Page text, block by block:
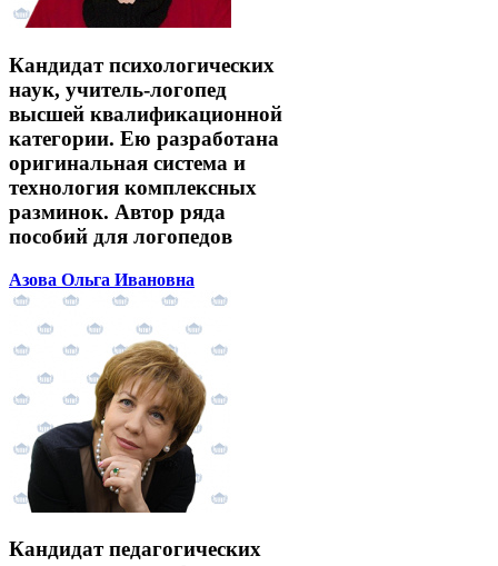
Кандидат психологических
наук, учитель-логопед
высшей квалификационной
категории. Ею разработана
оригинальная система и
технология комплексных
разминок. Автор ряда
пособий для логопедов
Азова Ольга Ивановна
Кандидат педагогических